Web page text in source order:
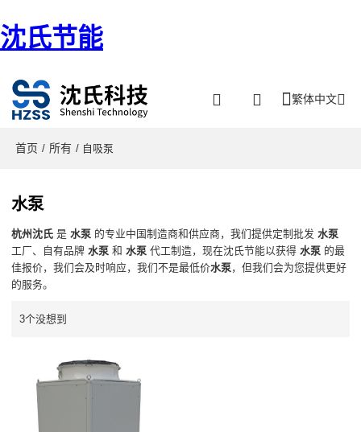
沈氏节能
繁体中文
首页 / 所有 / 自吸泵
水泵
杭州沈氏 是水泵 的专业中国制造商和供应商，我们提供定制批发水泵
工厂、自有品牌水泵 和水泵 代工制造，现在沈氏节能以获得水泵 的最
佳报价，我们会及时响应，我们不是最低价水泵，但我们会为您提供更好
的服务。
3个没想到